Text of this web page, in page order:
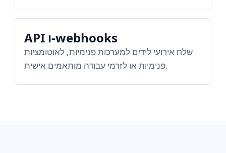
API ו-webhooks
שלח אירועי לידים למערכות פנימיות, לאוטומציות
פנימיות או לזרמי עבודה מותאמים אישית.